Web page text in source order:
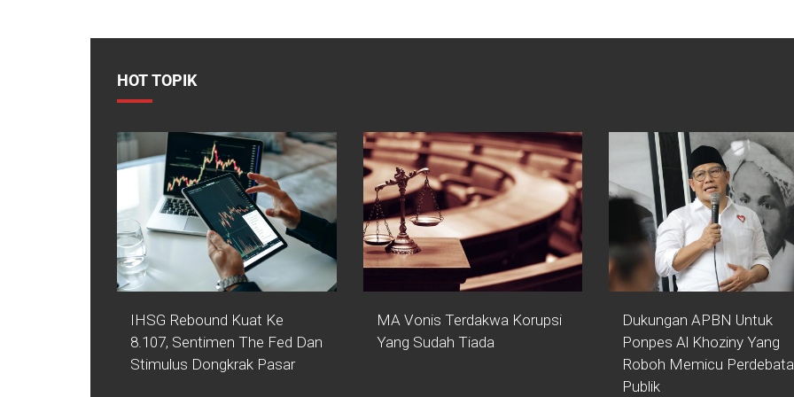
HOT TOPIK
IHSG Rebound Kuat Ke
8.107, Sentimen The Fed Dan
Stimulus Dongkrak Pasar
MA Vonis Terdakwa Korupsi
Yang Sudah Tiada
Dukungan APBN Untuk
Ponpes Al Khoziny Yang
Roboh Memicu
Publik